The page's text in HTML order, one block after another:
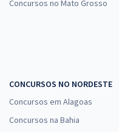
Concursos no Mato Grosso
CONCURSOS NO NORDESTE
Concursos em Alagoas
Concursos na Bahia